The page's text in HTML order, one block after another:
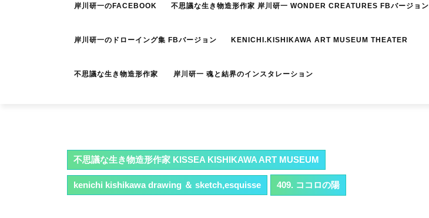
岸川研一のFACEBOOK 不思議な生き物造形作家 岸川研一 WONDER CREATURES FBバージョン
岸川研一のドローイング集 FBバージョン KENICHI.KISHIKAWA ART MUSEUM THEATER
不思議な生き物造形作家 岸川研一 魂と結界のインスタレーション
不思議な生き物造形作家 KISSEA KISHIKAWA ART MUSEUM
kenichi kishikawa drawing ＆ sketch,esquisse 409. ココロの陽